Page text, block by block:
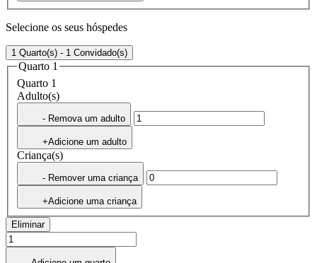
Selecione os seus hóspedes
1 Quarto(s) - 1 Convidado(s)
Quarto 1
Quarto 1
Adulto(s)
- Remova um adulto
+Adicione um adulto
Criança(s)
- Remover uma criança
+Adicione uma criança
Eliminar